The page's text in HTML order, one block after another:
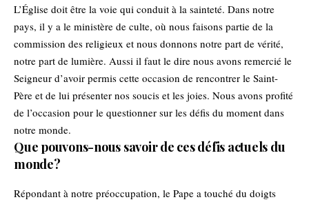
L’Église doit être la voie qui conduit à la sainteté. Dans notre
pays, il y a le ministère de culte, où nous faisons partie de la
commission des religieux et nous donnons notre part de vérité,
notre part de lumière. Aussi il faut le dire nous avons remercié le
Seigneur d’avoir permis cette occasion de rencontrer le Saint-
Père et de lui présenter nos soucis et les joies. Nous avons profité
de l’occasion pour le questionner sur les défis du moment dans
notre monde.
Que pouvons-nous savoir de ces défis actuels du
monde?
Répondant à notre préoccupation, le Pape a touché du doigts